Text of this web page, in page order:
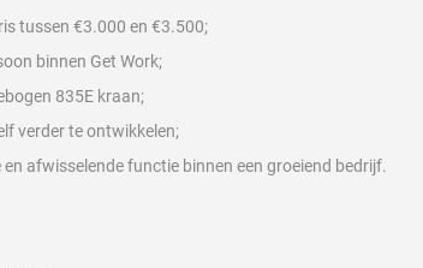
tussen €3.000 en €3.500;
binnen Get Work;
835E kraan;
verder te ontwikkelen;
afwisselende functie binnen een groeiend bedrijf.